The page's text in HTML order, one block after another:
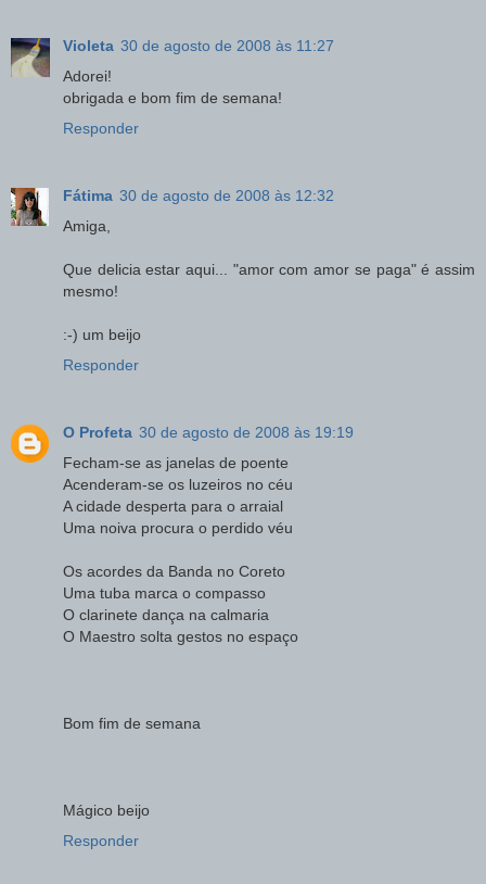
Violeta 30 de agosto de 2008 às 11:27
Adorei!
obrigada e bom fim de semana!
Responder
Fátima 30 de agosto de 2008 às 12:32
Amiga,
Que delicia estar aqui... "amor com amor se paga" é assim
mesmo!
:-) um beijo
Responder
O Profeta 30 de agosto de 2008 às 19:19
Fecham-se as janelas de poente
Acenderam-se os luzeiros no céu
A cidade desperta para o arraial
Uma noiva procura o perdido véu
Os acordes da Banda no Coreto
Uma tuba marca o compasso
O clarinete dança na calmaria
O Maestro solta gestos no espaço
Bom fim de semana
Mágico beijo
Responder